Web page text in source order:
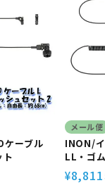
ケーブル
ト
メール便
INON/
LL・ゴ
¥8,811